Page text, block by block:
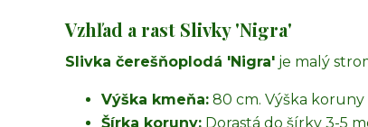
Vzhľad a rast Slivky 'Nigra'
Slivka čerešňoplodá 'Nigra' je malý
Výška kmeňa: 80 cm. Výška koruny
Šírka koruny: Dorastá do šírky 3-5